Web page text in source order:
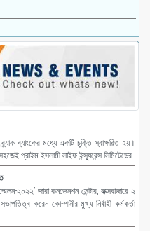
ব্যাংকের মধ্যে একটি চুক্তি স্বাক্ষরিত হয়।
প্রাইম ইসলামী লাইফ ইন্স্যুরেন্স লিমিটেডের
২০২২’ জারা কনভেনশন সেন্টার, কক্সবাজারে ২
করেন কোম্পানীর মুখ্য নির্বাহী কর্মকর্তা